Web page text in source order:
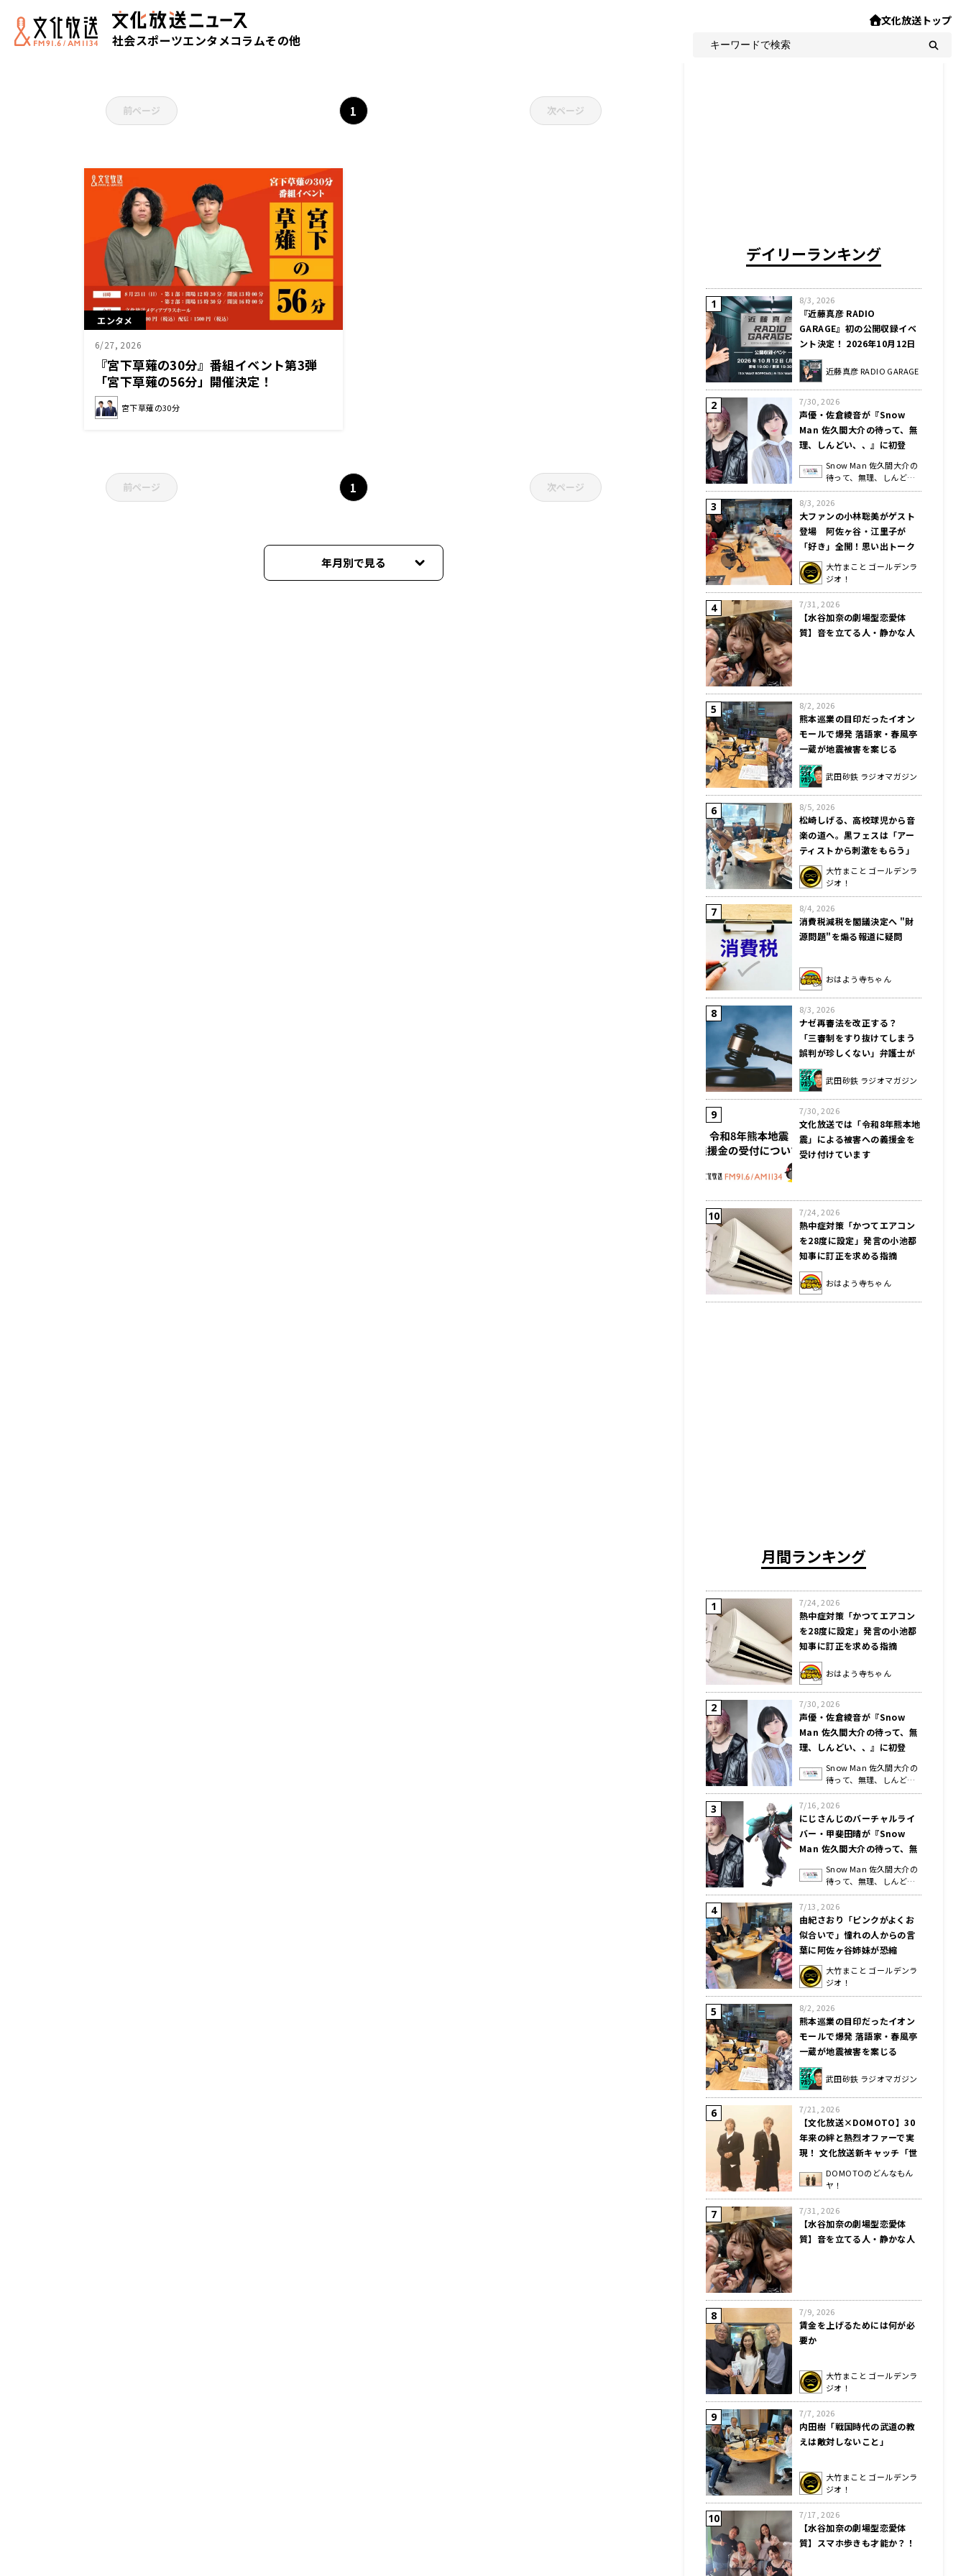
文化放送トップ
社会スポーツエンタメコラムその他
前ページ 1 次ページ
エンタメ
6/27, 2026
『宮下草薙の30分』番組イベント第3弾
「宮下草薙の56分」開催決定！
宮下草薙の30分
前ページ 1 次ページ
年月別で見る
デイリーランキング
8/3, 2026
『近藤真彦 RADIO
GARAGE』初の公開収録イベ
ント決定！ 2026年10月12日
（月・祝）SIX WAKE
ROPPONGIにて開催
近藤真彦 RADIO GARAGE
7/30, 2026
声優・佐倉綾音が『Snow
Man 佐久間大介の待って、無
理、しんどい、、』に初登
場！ 「記念すべき222回目の
にゃんにゃんにゃん回で、お
互いねこが好きなのに…」
Snow Man 佐久間大介の
待って、無理、しんど
い、、
8/3, 2026
大ファンの小林聡美がゲスト
登場 阿佐ヶ谷・江里子が
「好き」全開！思い出トーク
暴走
大竹まこと ゴールデンラ
ジオ！
7/31, 2026
【水谷加奈の劇場型恋愛体
質】音を立てる人・静かな人
8/2, 2026
熊本巡業の目印だったイオン
モールで爆発 落語家・春風亭
一蔵が地震被害を案じる
武田砂鉄 ラジオマガジン
8/5, 2026
松崎しげる、高校球児から音
楽の道へ。黒フェスは「アー
ティストから刺激をもらう」
大竹まこと ゴールデンラ
ジオ！
8/4, 2026
消費税減税を閣議決定へ "財
源問題"を煽る報道に疑問
おはよう寺ちゃん
8/3, 2026
ナゼ再審法を改正する？
「三審制をすり抜けてしまう
誤判が珍しくない」弁護士が
解説
武田砂鉄 ラジオマガジン
7/30, 2026
文化放送では「令和8年熊本地
震」による被害への義援金を
受け付けています
7/24, 2026
熱中症対策「かつてエアコン
を28度に設定」発言の小池都
知事に訂正を求める指摘
おはよう寺ちゃん
月間ランキング
7/24, 2026
熱中症対策「かつてエアコン
を28度に設定」発言の小池都
知事に訂正を求める指摘
おはよう寺ちゃん
7/30, 2026
声優・佐倉綾音が『Snow
Man 佐久間大介の待って、無
理、しんどい、、』に初登
場！ 「記念すべき222回目の
にゃんにゃんにゃん回で、お
互いねこが好きなのに…」
Snow Man 佐久間大介の
待って、無理、しんど
い、、
7/16, 2026
にじさんじのバーチャルライ
バー・甲斐田晴が『Snow
Man 佐久間大介の待って、無
理、しんどい、、』に2度目の
登場！ Snow Manのライブか
ら影響を受けたというエピソ
ードをトーク
Snow Man 佐久間大介の
待って、無理、しんど
い、、
7/13, 2026
由紀さおり「ピンクがよくお
似合いで」憧れの人からの言
葉に阿佐ヶ谷姉妹が恐縮
大竹まこと ゴールデンラ
ジオ！
8/2, 2026
熊本巡業の目印だったイオン
モールで爆発 落語家・春風亭
一蔵が地震被害を案じる
武田砂鉄 ラジオマガジン
7/21, 2026
【文化放送×DOMOTO】30
年来の絆と熱烈オファーで実
現！ 文化放送新キャッチ「世
界を愛おしいって言ってみた
い。」キャンペーンソングを
DOMOTOが制作決定！
DOMOTOのどんなもん
ヤ！
7/31, 2026
【水谷加奈の劇場型恋愛体
質】音を立てる人・静かな人
7/9, 2026
賃金を上げるためには何が必
要か
大竹まこと ゴールデンラ
ジオ！
7/7, 2026
内田樹「戦国時代の武道の教
えは敵対しないこと」
大竹まこと ゴールデンラ
ジオ！
7/17, 2026
【水谷加奈の劇場型恋愛体
質】スマホ歩きも才能か？！